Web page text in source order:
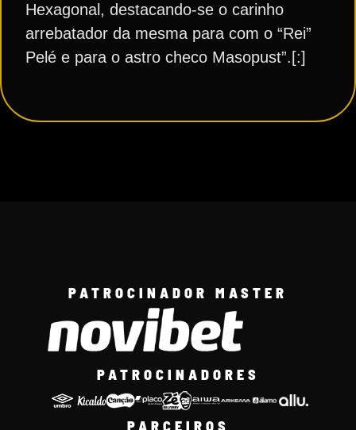
Hexagonal, destacando-se o carinho
arrebatador da mesma para com o “Rei”
Pelé e para o astro checo Masopust”.[:]
PATROCINADOR MASTER
PATROCINADORES
PARCEIROS